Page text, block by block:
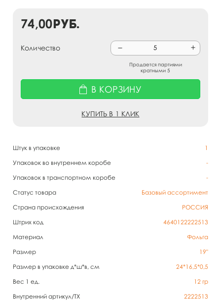
Штук в упаковке
1
Упаковок во внутреннем коробе
-
Упаковок в транспортном коробе
-
Статус товара
Базовый ассортимент
Страна происхождения
РОССИЯ
Штрих код
4640122222513
Материал
Фольга
Размер
19"
Размер в упаковке д*ш*в, см
24*16,5*0,5
Вес 1 ед.
12 гр
Внутренний артикул/TX
2222513
74,00руб.
Количество
Продается партиями
кратными 5
В КОРЗИНУ
КУПИТЬ В 1 КЛИК